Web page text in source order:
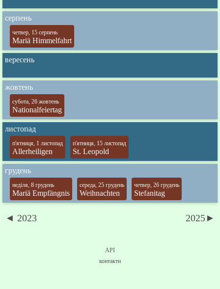
серпень
четвер, 15 серпень
Mariä Himmelfahrt
вересень
жовтень
субота, 26 жовтень
Nationalfeiertag
листопад
п'ятниця, 1 листопад
Allerheiligen
п'ятниця, 15 листопад
St. Leopold
грудень
неділя, 8 грудень
Mariä Empfängnis
середа, 25 грудень
Weihnachten
четвер, 26 грудень
Stefanitag
◄ 2023 2025►
API
контакти